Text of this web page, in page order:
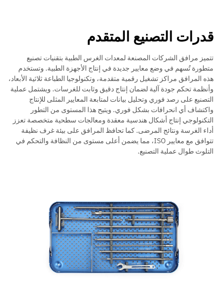
قدرات التصنيع المتقدم
تتميز مرافق الشركات المصنعة لمعدات الغرس الطبية بتقنيات تصنيع
متطورة تُسهم في وضع معايير جديدة في إنتاج الأجهزة الطبية. وتستخدم
هذه المرافق مراكز تشغيل رقمية متقدمة، وتكنولوجيا الطباعة ثلاثية الأبعاد،
وأنظمة تحكم جودة آلية لضمان إنتاج دقيق وثابت للغرسات. ويشتمل عملية
التصنيع على رصد فوري وتحليل بيانات لمتابعة المعايير المثلى للإنتاج
واكتشاف أي انحرافات بشكل فوري. ويتيح هذا المستوى من التطور
التكنولوجي إنتاج أشكال هندسية معقدة ومعالجات سطحية متخصصة تعزز
أداء الغرسة ونتائج المرضى. كما تحافظ المرافق على بيئة غرف نظيفة
تتوافق مع معايير ISO، مما يضمن أعلى مستوى من النظافة والتحكم في
التلوث طوال عملية التصنيع.